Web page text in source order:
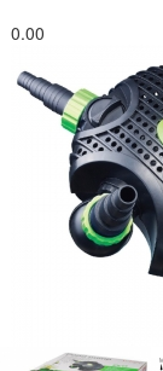
0.00